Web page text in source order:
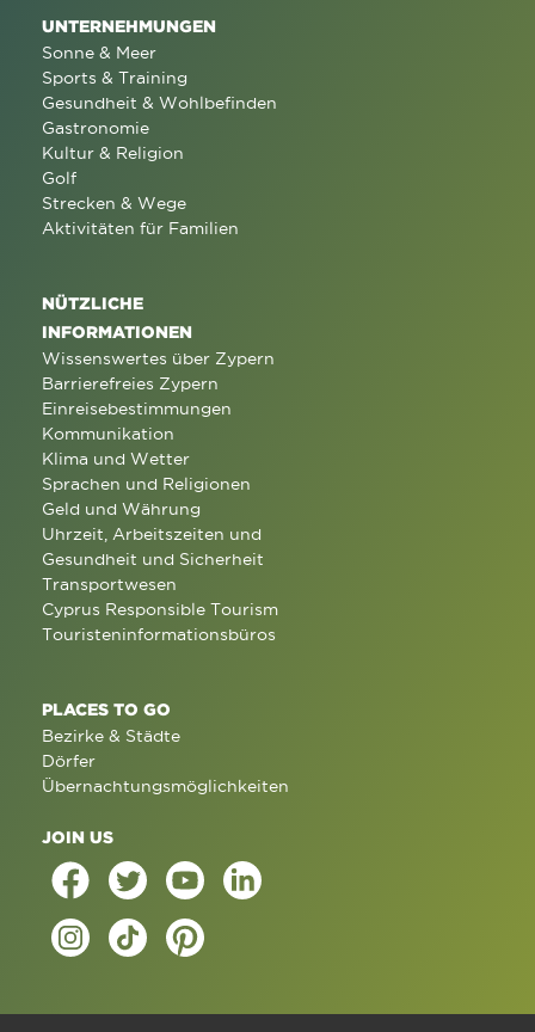
UNTERNEHMUNGEN
Sonne & Meer
Sports & Training
Gesundheit & Wohlbefinden
Gastronomie
Kultur & Religion
Golf
Strecken & Wege
Aktivitäten für Familien
NÜTZLICHE
INFORMATIONEN
Wissenswertes über Zypern
Barrierefreies Zypern
Einreisebestimmungen
Kommunikation
Klima und Wetter
Sprachen und Religionen
Geld und Währung
Uhrzeit, Arbeitszeiten und
Gesundheit und Sicherheit
Transportwesen
Cyprus Responsible Tourism
Touristeninformationsbüros
PLACES TO GO
Bezirke & Städte
Dörfer
Übernachtungsmöglichkeiten
JOIN US